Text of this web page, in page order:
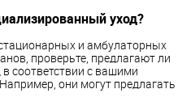
уход?
и амбулаторных
проверьте, предлагают ли
соответствии с вашими
они могут предлагать